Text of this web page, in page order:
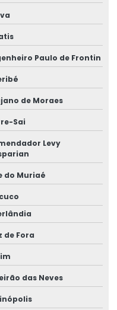
contestação
trabalho
laborativa
Paulo de Frontin
de Moraes
Sai
Levy
do Muriaé
de Fora
das Neves